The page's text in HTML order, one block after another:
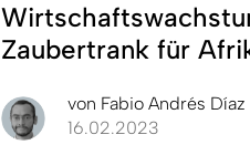
Zaubertrank für
von Fabio Andrés Díaz
16.02.2023